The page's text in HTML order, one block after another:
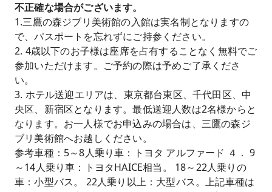
不正確な場合がございます。
1.三鷹の森ジブリ美術館の入館は実名制となりますの
で、パスポートを忘れずにご持参ください。
2. 4歳以下のお子様は座席を占有することなく無料でご
参加いただけます。ご予約の際は予めご了承くださ
い。
3. ホテル送迎エリアは、東京都台東区、千代田区、中
央区、新宿区となります。最低送迎人数は2名様からと
なります。お一人様でお申込みの場合は、三鷹の森ジ
ブリ美術館へお越しください。
参考車種：5～8人乗り車：トヨタ アルファード ４． 9
～14人乗り車：トヨタHAICE相当。 18～22人乗りの
車：小型バス。 22人乗り以上：大型バス。上記車種は